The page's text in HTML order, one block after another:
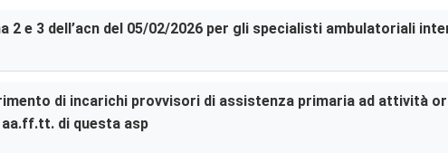
2 e 3 dell’acn del 05/02/2026 per gli specialisti ambulatoriali
di incarichi provvisori di assistenza primaria ad attività
di questa asp